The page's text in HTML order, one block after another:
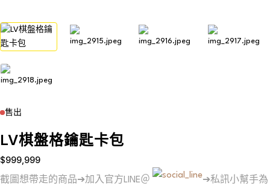
售出
LV棋盤格鑰匙卡包
$999,999
截圖想帶走的商品➔加入官方LINE＠ ➔私訊小幫手為